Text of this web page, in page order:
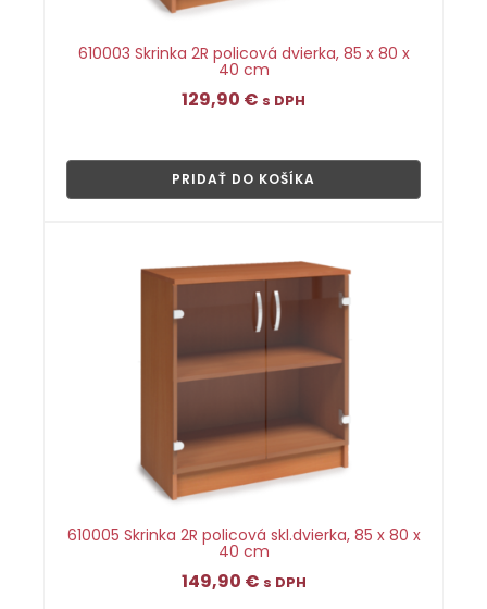
610003 Skrinka 2R policová dvierka, 85 x 80 x
40 cm
129,90 € s DPH
PRIDAŤ DO KOŠÍKA
610005 Skrinka 2R policová skl.dvierka, 85 x 80 x
40 cm
149,90 € s DPH